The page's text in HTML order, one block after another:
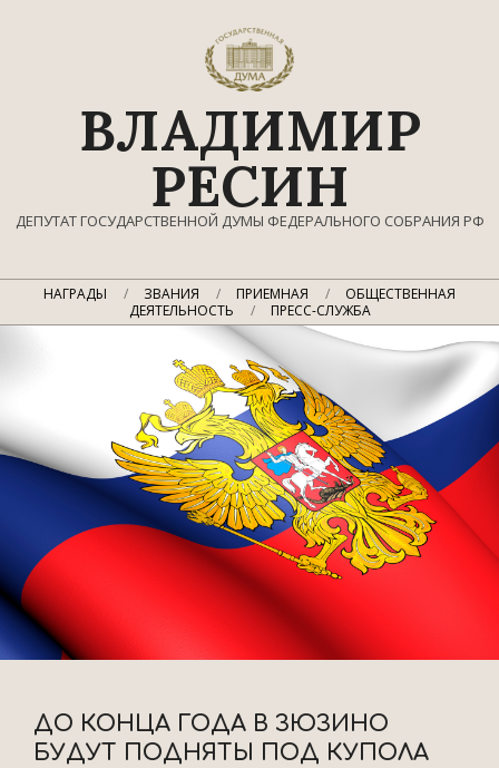
ВЛАДИМИР
РЕСИН
ДЕПУТАТ ГОСУДАРСТВЕННОЙ ДУМЫ ФЕДЕРАЛЬНОГО СОБРАНИЯ РФ
Главное
НАГРАДЫ ЗВАНИЯ ПРИЕМНАЯ
ОБЩЕСТВЕННАЯ
ДЕЯТЕЛЬНОСТЬ
ПРЕСС-СЛУЖБА
ДО КОНЦА ГОДА В ЗЮЗИНО
БУДУТ ПОДНЯТЫ ПОД КУПОЛА